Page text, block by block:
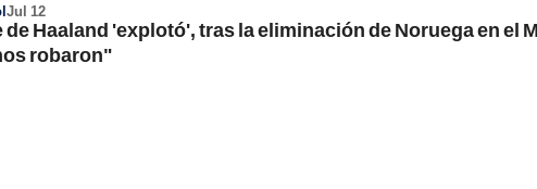
Jul 12
de Haaland 'explotó', tras la eliminación de Noruega en el
robaron"